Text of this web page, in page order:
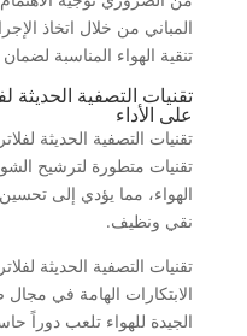
المباني من خلال اتخاذ
تنقية الهواء المناسبة
تقنيات التصفية الحديثة
على الأداء
تقنيات التصفية الحديثة
تقنيات متطورة لترشيح
الهواء، مما يؤدي إلى
نقي ونظيف.
تقنيات التصفية الحديثة
الابتكارات الهامة في مجال
الجيدة للهواء تلعب دوراً